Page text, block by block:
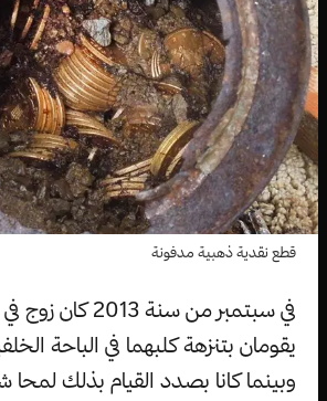
قطع نقدية ذهبية مدفونة
في سبتمبر من سنة
يقومان بتنزهة كلبهما في الباحة
وبينما كانا بصدد القيام بذلك لمحا